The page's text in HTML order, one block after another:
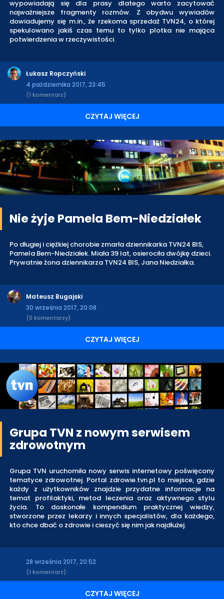
wypowiadają się dla prasy dlatego warto zacytować
najważniejsze fragmenty rozmów. Z obydwu wywiadów
dowiadujemy się m.in., że rzekoma sprzedaż TVN24, o której
spekulowano jakiś czas temu to tylko plotka nie mająca
potwierdzenia w rzeczywistości.
Łukasz Ropczyński
4 października 2017, 23:45
(1 komentarz)
CZYTAJ WIĘCEJ
Nie żyje Pamela Bem-Niedziałek
Po długiej i ciężkiej chorobie zmarła dziennikarka TVN24 BIS,
Pamela Bem-Niedziałek. Miała 39 lat, osierociła dwójkę dzieci.
Prywatnie żona dziennikarza TVN24 BIS, Jana Niedziałka.
Mateusz Bugajski
30 września 2017, 20:08
(0 komentarzy)
CZYTAJ WIĘCEJ
Grupa TVN z nowym serwisem
zdrowotnym
Grupa TVN uruchomiła nowy serwis internetowy poświęcony
tematyce zdrowotnej. Portal zdrowie.tvn.pl to miejsce, gdzie
każdy z użytkowników znajdzie przydatne informacje na
temat profilaktyki, metod leczenia oraz aktywnego stylu
życia. To doskonałe kompendium praktycznej wiedzy,
stworzone przez lekarzy i innych specjalistów, dla każdego,
kto chce dbać o zdrowie i cieszyć się nim jak najdłużej.
28 września 2017, 20:52
(1 komentarz)
CZYTAJ WIĘCEJ